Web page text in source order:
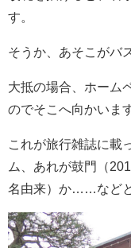
す。
そうか、あそこがバ
大抵の場合、ホーム
のでそこへ向かいま
これが旅行雑誌に載
ム、あれが鼓門（
名由来）か……などと